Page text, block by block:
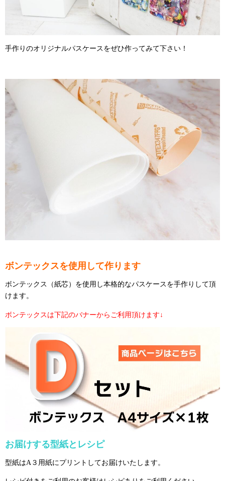
手作りのオリジナルパスケースをぜひ作ってみて下さい！
ボンテックスを使用して作ります
ボンテックス（紙芯）を使用し本格的なパスケースを手作りして頂
けます。
ボンテックスは下記のバナーからご利用頂けます↓
お届けする型紙とレシピ
型紙はA３用紙にプリントしてお届けいたします。